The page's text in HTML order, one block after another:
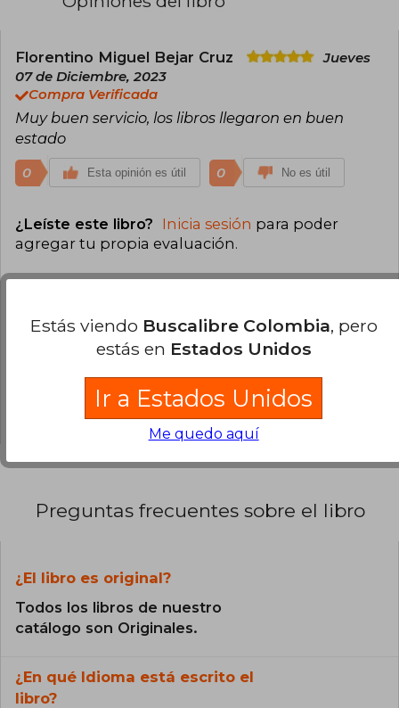
Florentino Miguel Bejar Cruz
Jueves
07 de Diciembre, 2023
Compra Verificada
Muy buen servicio, los libros llegaron en buen
estado
0 Esta opinión es útil 0 No es útil
¿Leíste este libro? Inicia sesión para poder
agregar tu propia evaluación.
0% (0)
0% (0)
0% (0)
0% (0)
Preguntas frecuentes sobre el libro
¿El libro es original?
Todos los libros de nuestro
catálogo son Originales.
¿En qué Idioma está escrito el
libro?
Estás viendo Buscalibre Colombia, pero
estás en Estados Unidos
Ir a Estados Unidos
Me quedo aquí